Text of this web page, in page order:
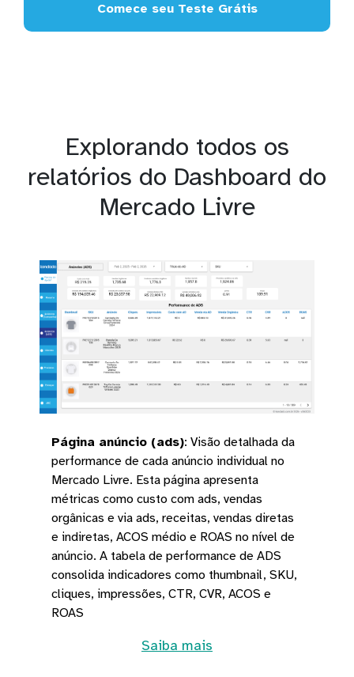
Comece seu Teste Grátis
Explorando todos os
relatórios do Dashboard do
Mercado Livre
Página anúncio (ads): Visão detalhada da
performance de cada anúncio individual no
Mercado Livre. Esta página apresenta
métricas como custo com ads, vendas
orgânicas e via ads, receitas, vendas diretas
e indiretas, ACOS médio e ROAS no nível de
anúncio. A tabela de performance de ADS
consolida indicadores como thumbnail, SKU,
cliques, impressões, CTR, CVR, ACOS e
ROAS
Saiba mais